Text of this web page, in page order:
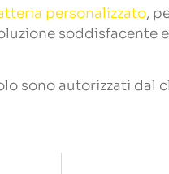
personalizzato,
soddisfacente
sono autorizzati dal